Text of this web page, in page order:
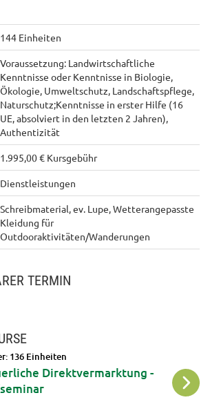
144 Einheiten
Voraussetzung: Landwirtschaftliche
Kenntnisse oder Kenntnisse in Biologie,
Ökologie, Umweltschutz, Landschaftspflege,
Naturschutz;Kenntnisse in erster Hilfe (16
UE, absolviert in den letzten 2 Jahren),
Authentizität
1.995,00 € Kursgebühr
Dienstleistungen
Schreibmaterial, ev. Lupe, Wetterangepasste
Kleidung für
Outdooraktivitäten/Wanderungen
TERMIN
136 Einheiten
Direktvermarktung -